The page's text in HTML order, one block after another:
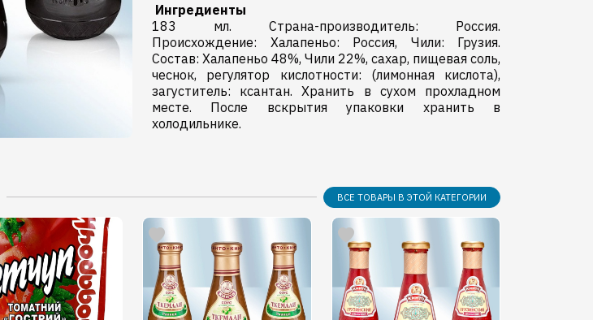
Ингредиенты
183 мл. Страна-производитель: Россия.
Происхождение: Халапеньо: Россия, Чили: Грузия.
Состав: Халапеньо 48%, Чили 22%, сахар, пищевая соль,
чеснок, pегулятор кислотности: (лимонная кислота),
загуститель: ксантан. Хранить в сухом прохладном
месте. После вскрытия упаковки хранить в
холодильнике.
ВСЕ ТОВАРЫ В ЭТОЙ КАТЕГОРИИ